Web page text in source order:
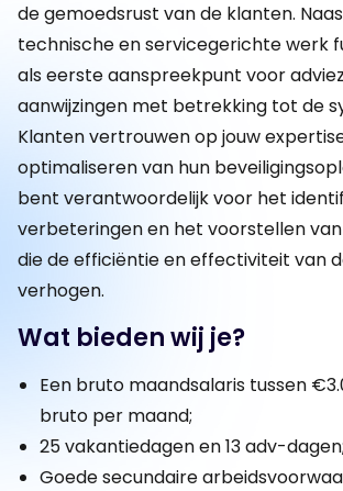
de gemoedsrust van de klanten.
technische en servicegerichte werk
als eerste aanspreekpunt voor
aanwijzingen met betrekking tot de
Klanten vertrouwen op jouw
optimaliseren van hun
bent verantwoordelijk voor het
verbeteringen en het voorstellen
die de efficiëntie en effectiviteit van
verhogen.
Wat bieden wij je?
Een bruto maandsalaris tussen
bruto per maand;
25 vakantiedagen en 13 adv-dagen;
Goede secundaire